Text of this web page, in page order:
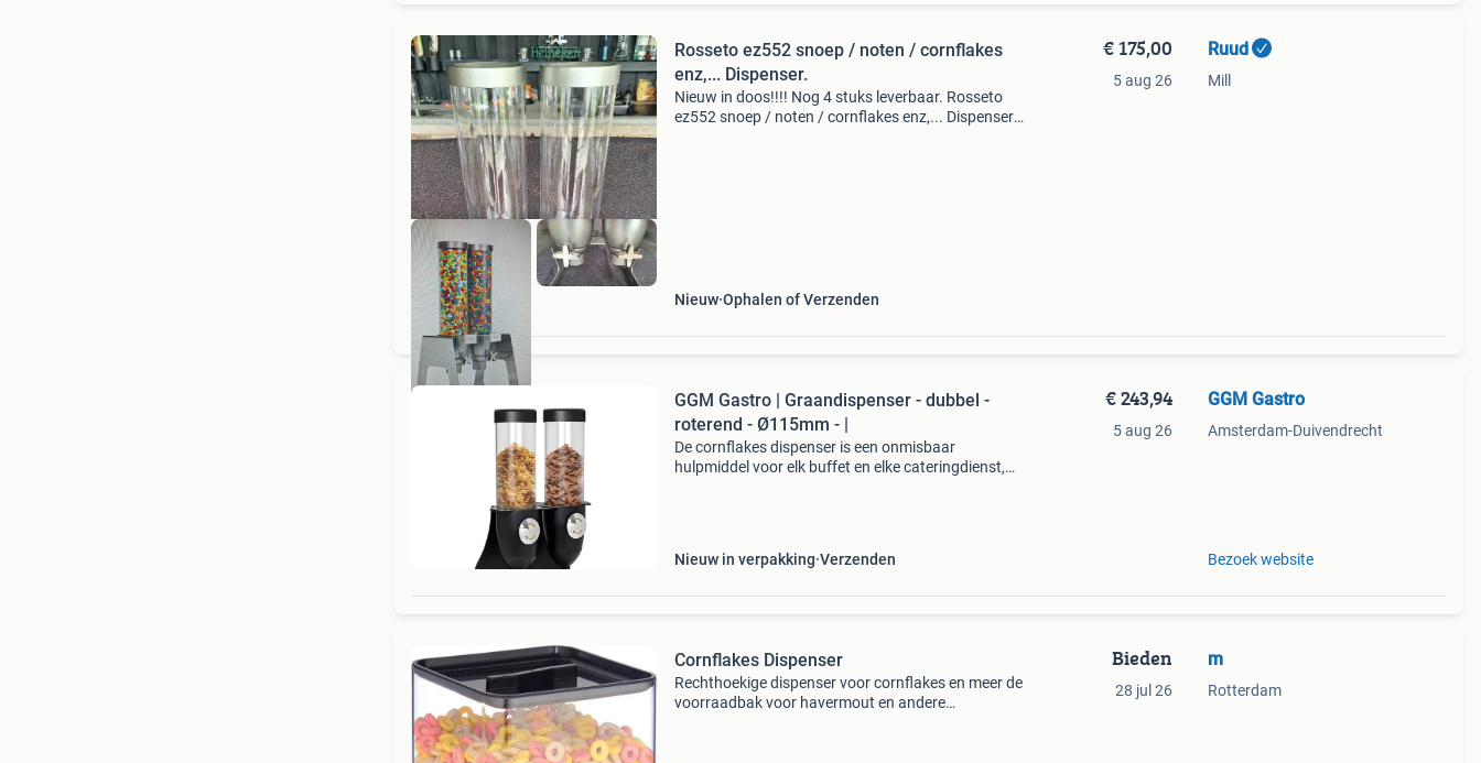
Rosseto ez552 snoep / noten / cornflakes
enz,... Dispenser.
Nieuw in doos!!!! Nog 4 stuks leverbaar. Rosseto
ez552 snoep / noten / cornflakes enz,... Dispenser.
Nieuw Ophalen of Verzenden
€ 175,00
5 aug 26
Ruud
Mill
GGM Gastro | Graandispenser - dubbel -
roterend - Ø115mm - |
De cornflakes dispenser is een onmisbaar
hulpmiddel voor elk buffet en elke cateringdienst,
Nieuw in verpakking Verzenden
€ 243,94
5 aug 26
GGM Gastro
Amsterdam-Duivendrecht
Bezoek website
Cornflakes Dispenser
Rechthoekige dispenser voor cornflakes en meer de
voorraadbak voor havermout en andere
Bieden
28 jul 26
m
Rotterdam